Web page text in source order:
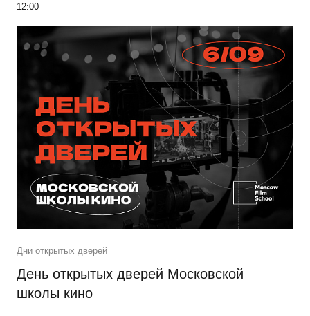
12:00
Дни открытых дверей
День открытых дверей Московской
школы кино